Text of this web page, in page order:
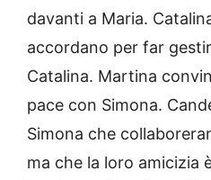
davanti a Maria.
accordano per far
Catalina. Martina
pace con Simona.
Simona che
ma che la loro amicizia